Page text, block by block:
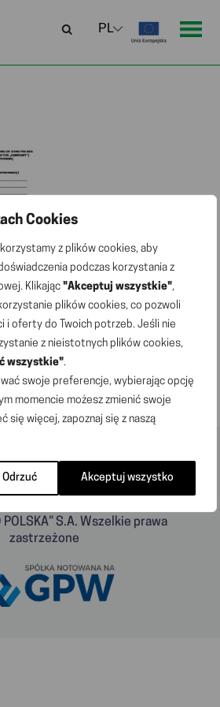
Cookies
korzystamy z plików cookies, aby
podczas korzystania z
Klikając "Akceptuj wszystkie",
plików cookies, co pozwoli
i oferty do Twoich potrzeb. Jeśli nie
z nieistotnych plików cookies,
wszystkie".
swoje preferencje, wybierając opcję
momencie możesz zmienić swoje
się więcej, zapoznaj się z naszą
Odrzuć Akceptuj wszystko
S.A. Wszelkie prawa
zastrzeżone